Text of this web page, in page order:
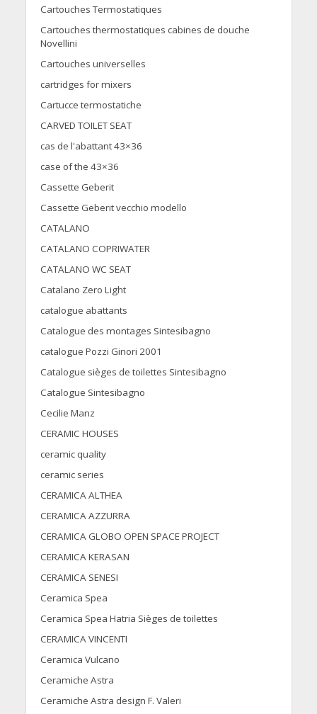
Cartouches Termostatiques
Cartouches thermostatiques cabines de douche
Novellini
Cartouches universelles
cartridges for mixers
Cartucce termostatiche
CARVED TOILET SEAT
cas de l'abattant 43×36
case of the 43×36
Cassette Geberit
Cassette Geberit vecchio modello
CATALANO
CATALANO COPRIWATER
CATALANO WC SEAT
Catalano Zero Light
catalogue abattants
Catalogue des montages Sintesibagno
catalogue Pozzi Ginori 2001
Catalogue sièges de toilettes Sintesibagno
Catalogue Sintesibagno
Cecilie Manz
CERAMIC HOUSES
ceramic quality
ceramic series
CERAMICA ALTHEA
CERAMICA AZZURRA
CERAMICA GLOBO OPEN SPACE PROJECT
CERAMICA KERASAN
CERAMICA SENESI
Ceramica Spea
Ceramica Spea Hatria Sièges de toilettes
CERAMICA VINCENTI
Ceramica Vulcano
Ceramiche Astra
Ceramiche Astra design F. Valeri